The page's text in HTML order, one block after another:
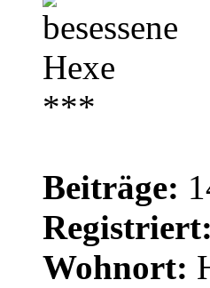
Beiträge:
Registriert:
Wohnort: